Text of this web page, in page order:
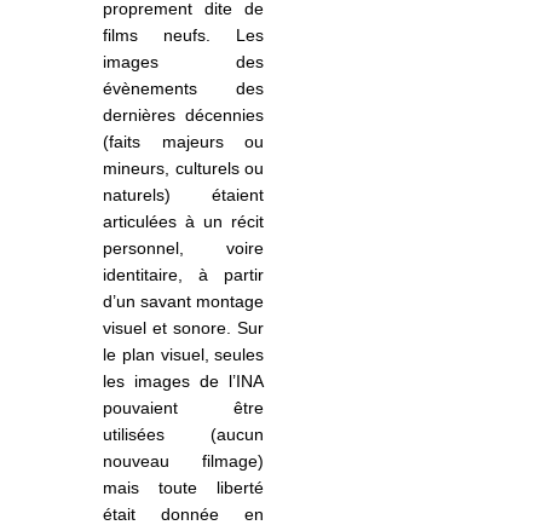
proprement dite de
films neufs. Les
images des
évènements des
dernières décennies
(faits majeurs ou
mineurs, culturels ou
naturels) étaient
articulées à un récit
personnel, voire
identitaire, à partir
d’un savant montage
visuel et sonore. Sur
le plan visuel, seules
les images de l’INA
pouvaient être
utilisées (aucun
nouveau filmage)
mais toute liberté
était donnée en